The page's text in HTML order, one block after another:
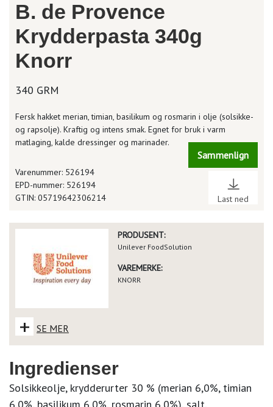
B. de Provence
Krydderpasta 340g
Knorr
340 GRM
Fersk hakket merian, timian, basilikum og rosmarin i olje (solsikke-
og rapsolje). Kraftig og intens smak. Egnet for bruk i varm
matlaging, kalde dressinger og marinader.
Sammenlign
Last ned
Varenummer: 526194
EPD-nummer: 526194
GTIN: 05719642306214
PRODUSENT:
Unilever FoodSolution
VAREMERKE:
KNORR
+ SE MER
Ingredienser
Solsikkeolje, krydderurter 30 % (merian 6,0%, timian